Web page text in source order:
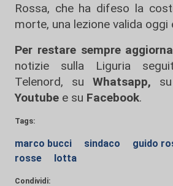
Rossa, che ha difeso la
morte, una lezione valida oggi
Per restare sempre
notizie sulla Liguria
Telenord, su
Whatsapp, su
Youtube e su Facebook.
Tags:
marco bucci sindaco guido
rosse
lotta
Condividi: